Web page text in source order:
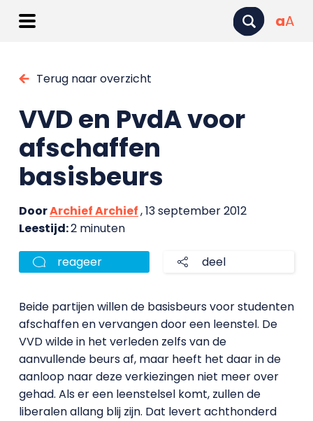
aA
Terug naar overzicht
VVD en PvdA voor
afschaffen
basisbeurs
DoorArchief Archief, 13 september 2012
Leestijd:2 minuten
reageer deel
Beide partijen willen de basisbeurs voor studenten
afschaffen en vervangen door een leenstel. De
VVD wilde in het verleden zelfs van de
aanvullende beurs af, maar heeft het daar in de
aanloop naar deze verkiezingen niet meer over
gehad. Als er een leenstelsel komt, zullen de
liberalen allang blij zijn. Dat levert achthonderd